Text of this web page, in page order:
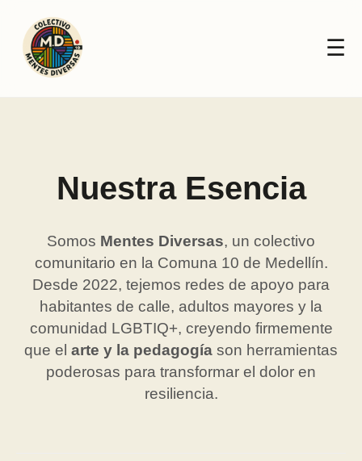
☰
Nuestra Esencia
Somos Mentes Diversas, un colectivo
comunitario en la Comuna 10 de Medellín.
Desde 2022, tejemos redes de apoyo para
habitantes de calle, adultos mayores y la
comunidad LGBTIQ+, creyendo firmemente
que el arte y la pedagogía son herramientas
poderosas para transformar el dolor en
resiliencia.